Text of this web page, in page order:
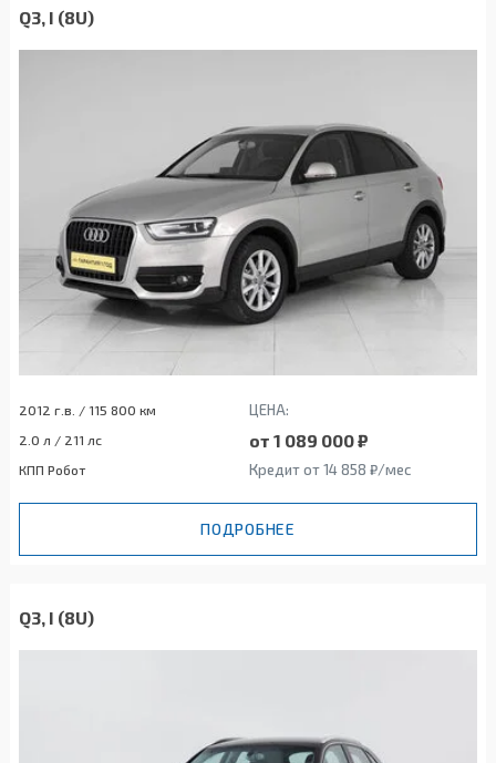
Q3, I (8U)
2012 г.в. / 115 800 км ЦЕНА:
2.0 л / 211 лс от 1 089 000 ₽
КПП Робот Кредит от 14 858 ₽/мес
ПОДРОБНЕЕ
Q3, I (8U)